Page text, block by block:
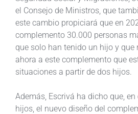
el Consejo de Ministros, que
este cambio propiciará que en
complemento 30.000 personas
que solo han tenido un hijo y que
ahora a este complemento que
situaciones a partir de dos hijos.
Además, Escrivá ha dicho que,
hijos, el nuevo diseño del